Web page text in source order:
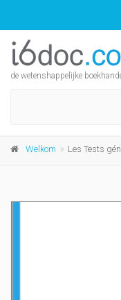
de wetenshappelijke
Welkom Les Tests